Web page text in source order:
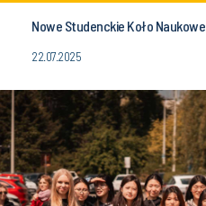
Nowe Studenckie Koło Naukowe
22.07.2025